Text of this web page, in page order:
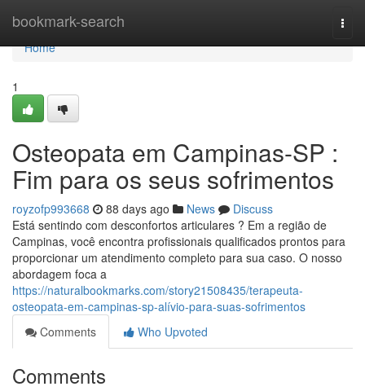
bookmark-search
Home
Home
1
Osteopata em Campinas-SP :
Fim para os seus sofrimentos
royzofp993668 88 days ago News
Discuss
Está sentindo com desconfortos articulares ? Em a região de
Campinas, você encontra profissionais qualificados prontos para
proporcionar um atendimento completo para sua caso. O nosso
abordagem foca a
https://naturalbookmarks.com/story21508435/terapeuta-
osteopata-em-campinas-sp-alívio-para-suas-sofrimentos
Comments
Who Upvoted
Comments